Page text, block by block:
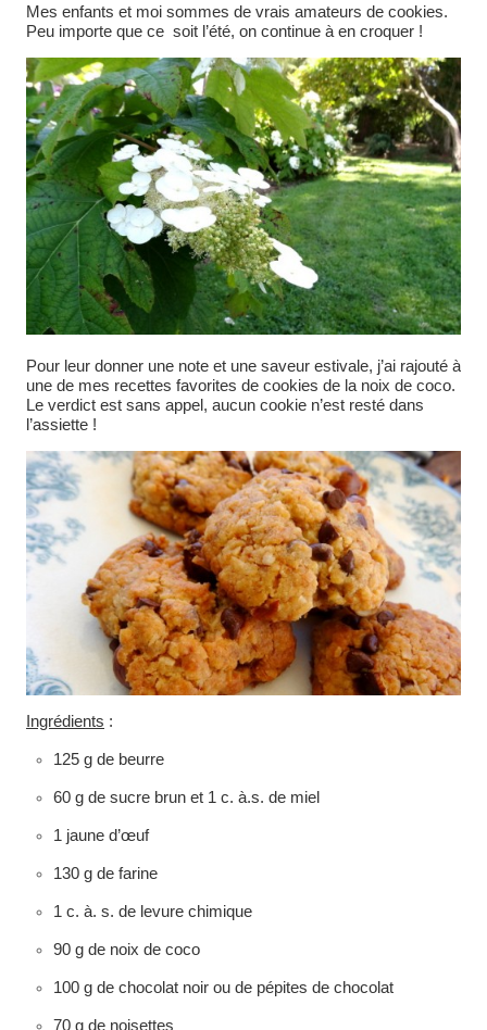
Mes enfants et moi sommes de vrais amateurs de cookies.
Peu importe que ce soit l’été, on continue à en croquer !
Pour leur donner une note et une saveur estivale, j’ai rajouté à
une de mes recettes favorites de cookies de la noix de coco.
Le verdict est sans appel, aucun cookie n’est resté dans
l’assiette !
Ingrédients :
125 g de beurre
60 g de sucre brun et 1 c. à.s. de miel
1 jaune d’œuf
130 g de farine
1 c. à. s. de levure chimique
90 g de noix de coco
100 g de chocolat noir ou de pépites de chocolat
70 g de noisettes